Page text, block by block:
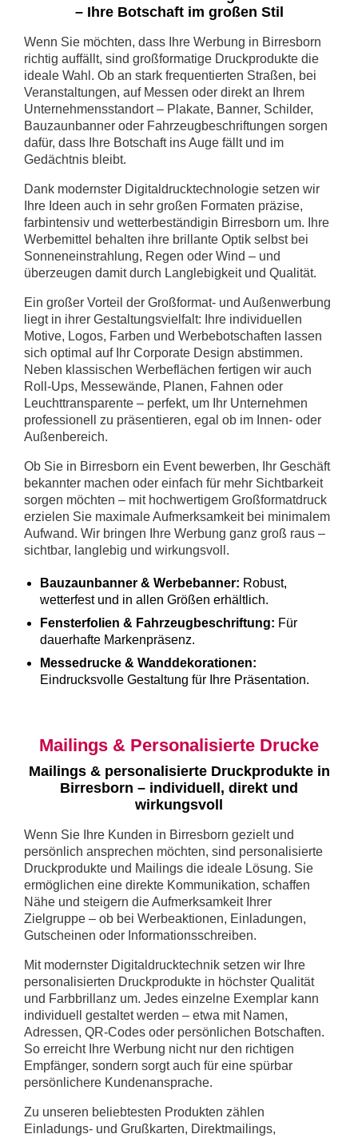
– Ihre Botschaft im großen Stil
Wenn Sie möchten, dass Ihre Werbung in Birresborn
richtig auffällt, sind großformatige Druckprodukte die
ideale Wahl. Ob an stark frequentierten Straßen, bei
Veranstaltungen, auf Messen oder direkt an Ihrem
Unternehmensstandort – Plakate, Banner, Schilder,
Bauzaunbanner oder Fahrzeugbeschriftungen sorgen
dafür, dass Ihre Botschaft ins Auge fällt und im
Gedächtnis bleibt.
Dank modernster Digitaldrucktechnologie setzen wir
Ihre Ideen auch in sehr großen Formaten präzise,
farbintensiv und wetterbeständigin Birresborn um. Ihre
Werbemittel behalten ihre brillante Optik selbst bei
Sonneneinstrahlung, Regen oder Wind – und
überzeugen damit durch Langlebigkeit und Qualität.
Ein großer Vorteil der Großformat- und Außenwerbung
liegt in ihrer Gestaltungsvielfalt: Ihre individuellen
Motive, Logos, Farben und Werbebotschaften lassen
sich optimal auf Ihr Corporate Design abstimmen.
Neben klassischen Werbeflächen fertigen wir auch
Roll-Ups, Messewände, Planen, Fahnen oder
Leuchttransparente – perfekt, um Ihr Unternehmen
professionell zu präsentieren, egal ob im Innen- oder
Außenbereich.
Ob Sie in Birresborn ein Event bewerben, Ihr Geschäft
bekannter machen oder einfach für mehr Sichtbarkeit
sorgen möchten – mit hochwertigem Großformatdruck
erzielen Sie maximale Aufmerksamkeit bei minimalem
Aufwand. Wir bringen Ihre Werbung ganz groß raus –
sichtbar, langlebig und wirkungsvoll.
Bauzaunbanner & Werbebanner: Robust,
wetterfest und in allen Größen erhältlich.
Fensterfolien & Fahrzeugbeschriftung: Für
dauerhafte Markenpräsenz.
Messedrucke & Wanddekorationen:
Eindrucksvolle Gestaltung für Ihre Präsentation.
Mailings & Personalisierte Drucke
Mailings & personalisierte Druckprodukte in
Birresborn – individuell, direkt und
wirkungsvoll
Wenn Sie Ihre Kunden in Birresborn gezielt und
persönlich ansprechen möchten, sind personalisierte
Druckprodukte und Mailings die ideale Lösung. Sie
ermöglichen eine direkte Kommunikation, schaffen
Nähe und steigern die Aufmerksamkeit Ihrer
Zielgruppe – ob bei Werbeaktionen, Einladungen,
Gutscheinen oder Informationsschreiben.
Mit modernster Digitaldrucktechnik setzen wir Ihre
personalisierten Druckprodukte in höchster Qualität
und Farbbrillanz um. Jedes einzelne Exemplar kann
individuell gestaltet werden – etwa mit Namen,
Adressen, QR-Codes oder persönlichen Botschaften.
So erreicht Ihre Werbung nicht nur den richtigen
Empfänger, sondern sorgt auch für eine spürbar
persönlichere Kundenansprache.
Zu unseren beliebtesten Produkten zählen
Einladungs- und Grußkarten, Direktmailings,